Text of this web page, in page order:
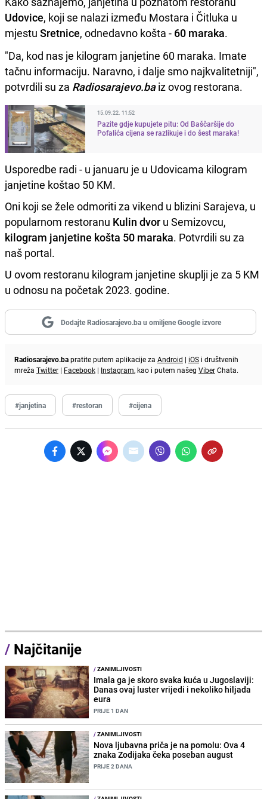
Udovice, koji se nalazi između Mostara i Čitluka u
mjestu Sretnice, odnedavno košta - 60 maraka.
"Da, kod nas je kilogram janjetine 60 maraka. Imate
tačnu informaciju. Naravno, i dalje smo najkvalitetniji",
potvrdili su za Radiosarajevo.baiz ovog restorana.
15.09.22. 11:52
Pazite gdje kupujete pitu: Od Baščaršije do
Pofalića cijena se razlikuje i do šest maraka!
Usporedbe radi - u januaru je u Udovicama kilogram
janjetine koštao 50 KM.
Oni koji se žele odmoriti za vikend u blizini Sarajeva, u
popularnom restoranu Kulin dvor u Semizovcu,
kilogram janjetine košta 50 maraka. Potvrdili su za
naš portal.
U ovom restoranu kilogram janjetine skuplji je za 5 KM
u odnosu na početak 2023. godine.
Dodajte Radiosarajevo.ba u omiljene Google izvore
Radiosarajevo.bapratite putem aplikacije za Android | iOS i društvenih
mreža Twitter | Facebook | Instagram, kao i putem našeg ViberChata.
#janjetina #restoran #cijena
/ Najčitanije
/ZANIMLJIVOSTI
Imala ga je skoro svaka kuća u Jugoslaviji:
Danas ovaj luster vrijedi i nekoliko hiljada
eura
PRIJE 1 DAN
/ZANIMLJIVOSTI
Nova ljubavna priča je na pomolu: Ova 4
znaka Zodijaka čeka poseban august
PRIJE 2 DANA